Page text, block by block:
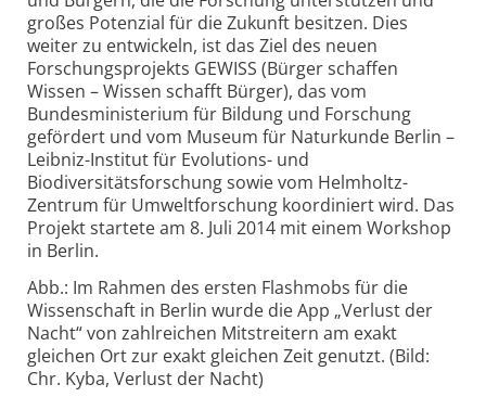
großes Potenzial für die Zukunft besitzen. Dies
weiter zu entwickeln, ist das Ziel des neuen
Forschungsprojekts GEWISS (Bürger schaffen
Wissen – Wissen schafft Bürger), das vom
Bundesministerium für Bildung und Forschung
gefördert und vom Museum für Naturkunde Berlin –
Leibniz-Institut für Evolutions- und
Biodiversitätsforschung sowie vom Helmholtz-
Zentrum für Umweltforschung koordiniert wird. Das
Projekt startete am 8. Juli 2014 mit einem Workshop
in Berlin.
Abb.: Im Rahmen des ersten Flashmobs für die
Wissenschaft in Berlin wurde die App „Verlust der
Nacht“ von zahlreichen Mitstreitern am exakt
gleichen Ort zur exakt gleichen Zeit genutzt. (Bild:
Chr. Kyba, Verlust der Nacht)